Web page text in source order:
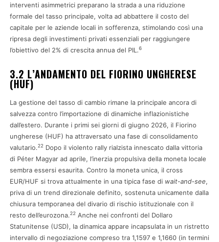
interventi asimmetrici preparano la strada a una riduzione
formale del tasso principale, volta ad abbattere il costo del
capitale per le aziende locali in sofferenza, stimolando così una
ripresa degli investimenti privati essenziali per raggiungere
l’obiettivo del 2% di crescita annua del PIL.6
3.2 L’ANDAMENTO DEL FIORINO UNGHERESE
(HUF)
La gestione del tasso di cambio rimane la principale ancora di
salvezza contro l’importazione di dinamiche inflazionistiche
dall’estero. Durante i primi sei giorni di giugno 2026, il Fiorino
ungherese (HUF) ha attraversato una fase di consolidamento
valutario.22 Dopo il violento rally rialzista innescato dalla vittoria
di Péter Magyar ad aprile, l’inerzia propulsiva della moneta locale
sembra essersi esaurita. Contro la moneta unica, il cross
EUR/HUF si trova attualmente in una tipica fase di wait-and-see,
priva di un trend direzionale definito, sostenuta unicamente dalla
chiusura temporanea del divario di rischio istituzionale con il
resto dell’eurozona.22 Anche nei confronti del Dollaro
Statunitense (USD), la dinamica appare incapsulata in un ristretto
intervallo di negoziazione compreso tra 1,1597 e 1,1660 (in termini